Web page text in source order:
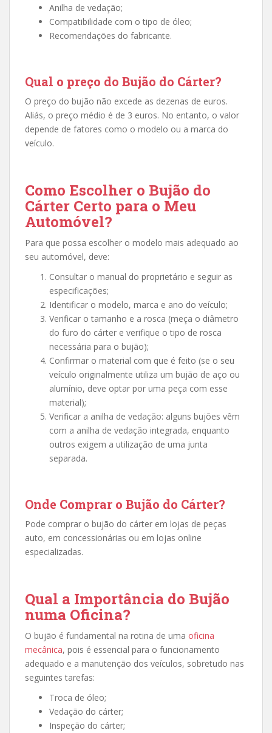
Anilha de vedação;
Compatibilidade com o tipo de óleo;
Recomendações do fabricante.
Qual o preço do Bujão do Cárter?
O preço do bujão não excede as dezenas de euros.
Aliás, o preço médio é de 3 euros. No entanto, o valor
depende de fatores como o modelo ou a marca do
veículo.
Como Escolher o Bujão do
Cárter Certo para o Meu
Automóvel?
Para que possa escolher o modelo mais adequado ao
seu automóvel, deve:
Consultar o manual do proprietário e seguir as
especificações;
Identificar o modelo, marca e ano do veículo;
Verificar o tamanho e a rosca (meça o diâmetro
do furo do cárter e verifique o tipo de rosca
necessária para o bujão);
Confirmar o material com que é feito (se o seu
veículo originalmente utiliza um bujão de aço ou
alumínio, deve optar por uma peça com esse
material);
Verificar a anilha de vedação: alguns bujões vêm
com a anilha de vedação integrada, enquanto
outros exigem a utilização de uma junta
separada.
Onde Comprar o Bujão do Cárter?
Pode comprar o bujão do cárter em lojas de peças
auto, em concessionárias ou em lojas online
especializadas.
Qual a Importância do Bujão
numa Oficina?
O bujão é fundamental na rotina de uma oficina
mecânica, pois é essencial para o funcionamento
adequado e a manutenção dos veículos, sobretudo nas
seguintes tarefas:
Troca de óleo;
Vedação do cárter;
Inspeção do cárter;